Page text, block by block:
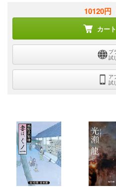
10120円
カー
ブ
試
ア
試